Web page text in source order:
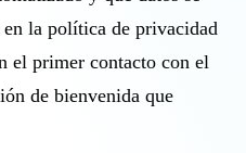
la política de privacidad
el primer contacto con el
de bienvenida que